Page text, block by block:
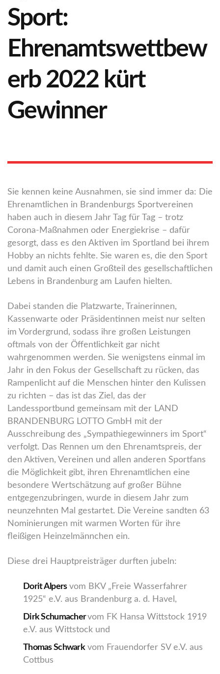
Sport:
Ehrenamtswettbew
erb 2022 kürt
Gewinner
Sie kennen keine Ausnahmen, sie sind immer da: Die
Ehrenamtlichen in Brandenburgs Sportvereinen
haben auch in diesem Jahr Tag für Tag – trotz
Corona-Maßnahmen oder Energiekrise – dafür
gesorgt, dass es den Aktiven im Sportland bei ihrem
Hobby an nichts fehlte. Sie waren es, die den Sport
und damit auch einen Großteil des gesellschaftlichen
Lebens in Brandenburg am Laufen hielten.
Dabei standen die Platzwarte, Trainerinnen,
Kassenwarte oder Präsidentinnen meist nur selten
im Vordergrund, sodass ihre großen Leistungen
oftmals von der Öffentlichkeit gar nicht
wahrgenommen werden. Sie wenigstens einmal im
Jahr in den Fokus der Gesellschaft zu rücken, das
Rampenlicht auf die Menschen hinter den Kulissen
zu richten – das ist das Ziel, das der
Landessportbund gemeinsam mit der LAND
BRANDENBURG LOTTO GmbH mit der
Ausschreibung des „Sympathiegewinners im Sport“
verfolgt. Das Rennen um den Ehrenamtspreis, der
den Aktiven, Vereinen und allen anderen Sportfans
die Möglichkeit gibt, ihren Ehrenamtlichen eine
besondere Wertschätzung auf großer Bühne
entgegenzubringen, wurde in diesem Jahr zum
neunzehnten Mal gestartet. Die Vereine sandten 63
Nominierungen mit warmen Worten für ihre
fleißigen Heinzelmännchen ein.
Diese drei Hauptpreisträger durften jubeln:
Dorit Alpersvom BKV „Freie Wasserfahrer
1925“ e.V. aus Brandenburg a. d. Havel,
Dirk Schumachervom FK Hansa Wittstock 1919
e.V. aus Wittstock und
Thomas Schwarkvom Frauendorfer SV e.V. aus
Cottbus